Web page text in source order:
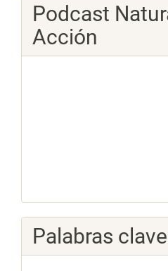
Podcast
Acción
Palabras clave